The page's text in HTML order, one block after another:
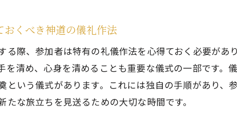
おくべき神道の儀礼作法
る際、参加者は特有の礼儀作法を心得ておく必要が
を清め、心身を清めることも重要な儀式の一部です
という儀式があります。これには独自の手順があり
たな旅立ちを見送るための大切な時間です。